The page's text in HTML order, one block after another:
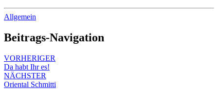
Allgemein
Beitrags-Navigation
VORHERIGER
Da habt Ihr es!
NÄCHSTER
Oriental Schmitti